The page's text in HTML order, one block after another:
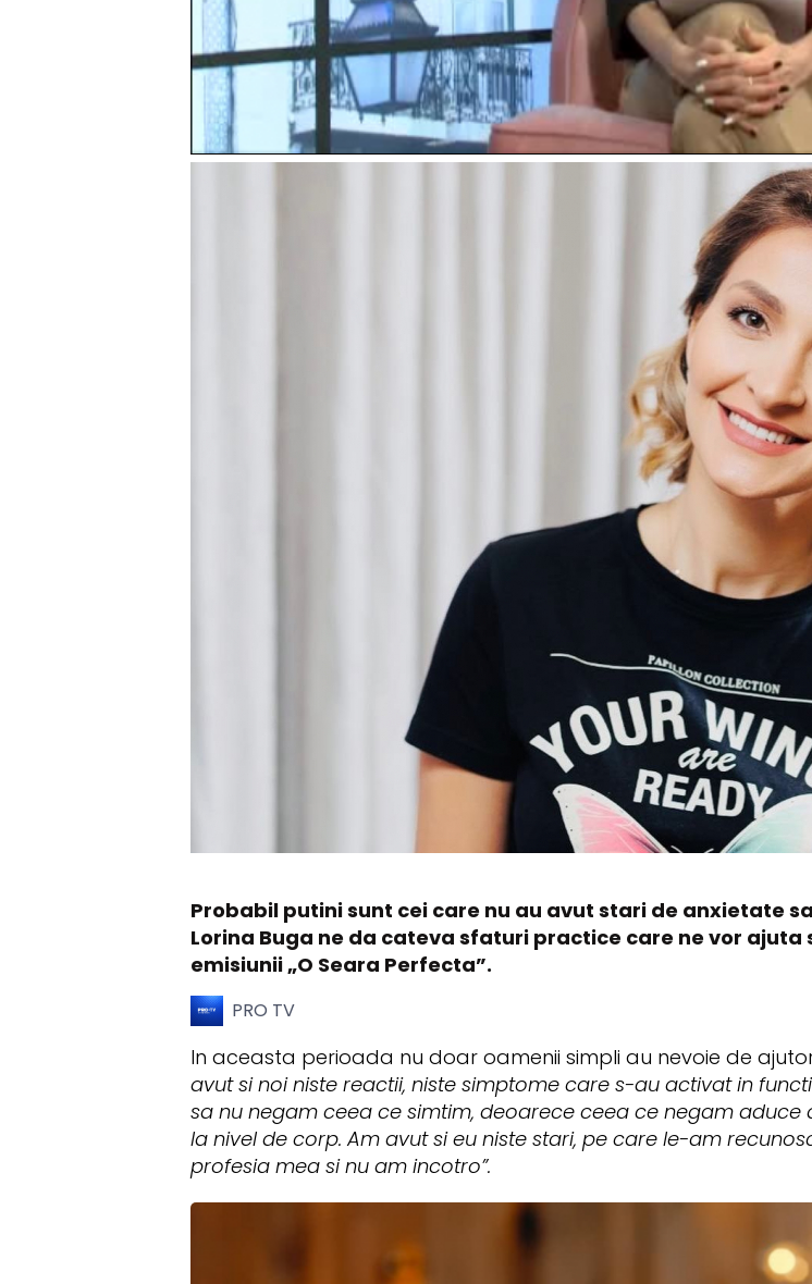
Probabil putini sunt cei care nu au avut stari de anxietate
Lorina Buga ne da cateva sfaturi practice care ne vor
emisiunii „O Seara Perfecta”.
PRO TV
In aceasta perioada nu doar oamenii simpli au nevoie de
avut si noi niste reactii, niste simptome care s-au activat in
sa nu negam ceea ce simtim, deoarece ceea ce negam
la nivel de corp. Am avut si eu niste stari, pe care le-am
profesia mea si nu am incotro”.